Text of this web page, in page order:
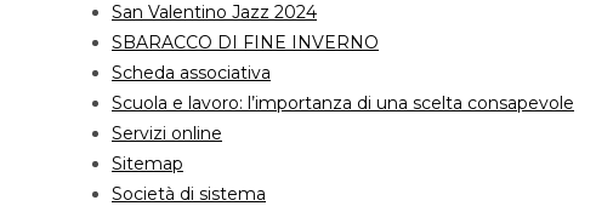
San Valentino Jazz 2024
SBARACCO DI FINE INVERNO
Scheda associativa
Scuola e lavoro: l’importanza di una scelta consapevole
Servizi online
Sitemap
Società di sistema